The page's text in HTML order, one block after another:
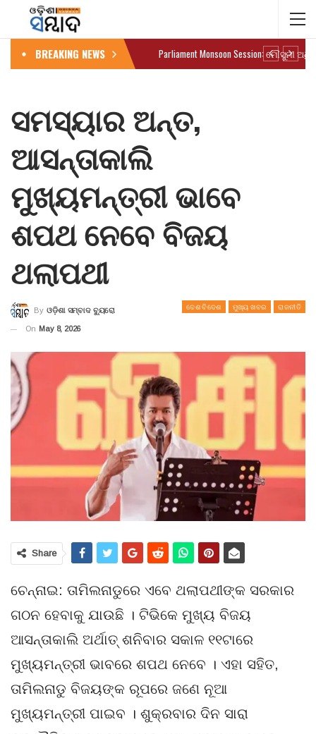
BREAKING NEWS
ସମସ୍ୟାର ଅନ୍ତ,
ଆସନ୍ତାକାଲି
ମୁଖ୍ୟମନ୍ତ୍ରୀ ଭାବେ
ଶପଥ ନେବେ ବିଜୟ
ଥଲାପଥୀ
ଦେଶ ବିଦେଶ ମୁଖ୍ୟ ଖବର ରାଜନୀତି
By ଓଡ଼ିଶା ସମ୍ବାଦ ବ୍ୟୁରୋ
On May 8, 2026
Share
ଚେନ୍ନାଇ: ତାମିଲନାଡୁରେ ଏବେ ଥଲାପଥୀଙ୍କ ସରକାର
ଗଠନ ହେବାକୁ ଯାଉଛି । ଟିଭିକେ ମୁଖ୍ୟ ବିଜୟ
ଆସନ୍ତାକାଲି ଅର୍ଥାତ୍ ଶନିବାର ସକାଳ ୧୧ଟାରେ
ମୁଖ୍ୟମନ୍ତ୍ରୀ ଭାବରେ ଶପଥ ନେବେ । ଏହା ସହିତ,
ତାମିଲନାଡୁ ବିଜୟଙ୍କ ରୂପରେ ଜଣେ ନୂଆ
ମୁଖ୍ୟମନ୍ତ୍ରୀ ପାଇବ । ଶୁକ୍ରବାର ଦିନ ସାରା